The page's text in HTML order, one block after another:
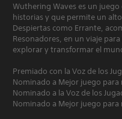
Wuthering Waves es un
historias y que permite un
Despiertas como Errante,
Resonadores, en un viaje
explorar y transformar el
Premiado con la Voz de los
Nominado a Mejor juego para
Nominado a la Voz de los
Nominado a Mejor juego para